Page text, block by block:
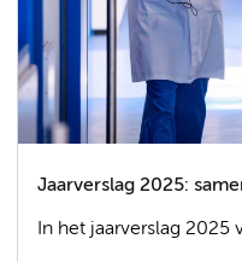
Jaarverslag 2025:
In het jaarverslag 2025